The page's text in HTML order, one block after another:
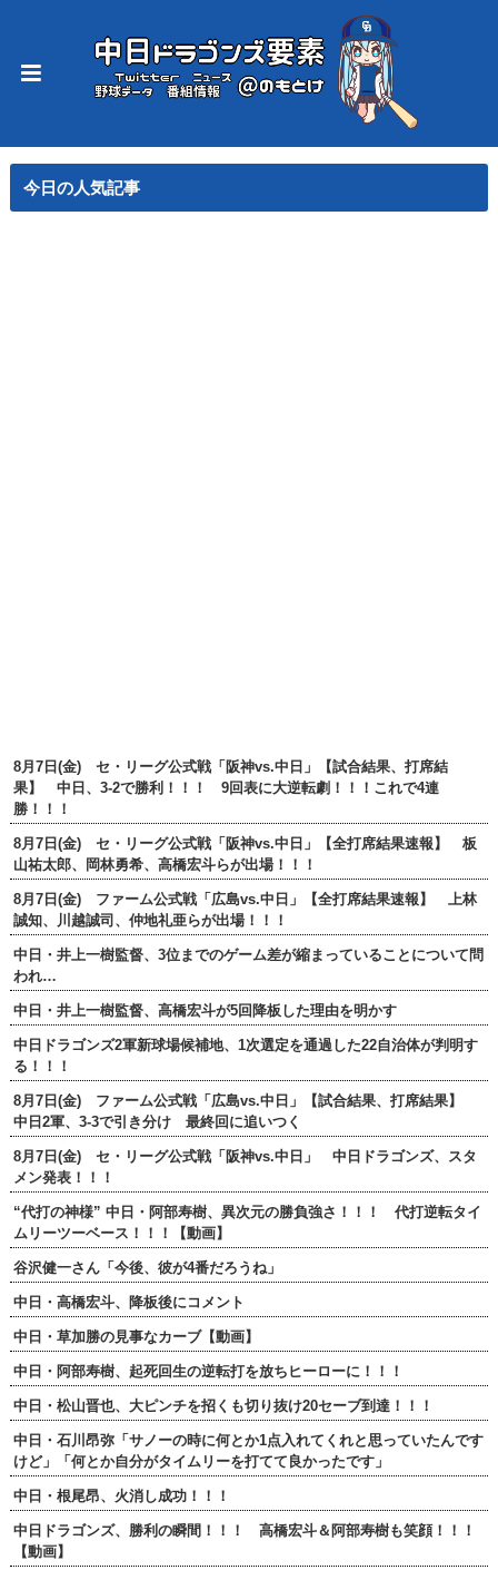
今日の人気記事
8月7日(金) セ・リーグ公式戦「阪神vs.中日」【試合結果、打席結
果】 中日、3-2で勝利！！！ 9回表に大逆転劇！！！これで4連
勝！！！
8月7日(金) セ・リーグ公式戦「阪神vs.中日」【全打席結果速報】 板
山祐太郎、岡林勇希、高橋宏斗らが出場！！！
8月7日(金) ファーム公式戦「広島vs.中日」【全打席結果速報】 上林
誠知、川越誠司、仲地礼亜らが出場！！！
中日・井上一樹監督、3位までのゲーム差が縮まっていることについて問
われ…
中日・井上一樹監督、高橋宏斗が5回降板した理由を明かす
中日ドラゴンズ2軍新球場候補地、1次選定を通過した22自治体が判明す
る！！！
8月7日(金) ファーム公式戦「広島vs.中日」【試合結果、打席結果】
中日2軍、3-3で引き分け 最終回に追いつく
8月7日(金) セ・リーグ公式戦「阪神vs.中日」 中日ドラゴンズ、スタ
メン発表！！！
“代打の神様” 中日・阿部寿樹、異次元の勝負強さ！！！ 代打逆転タイ
ムリーツーベース！！！【動画】
谷沢健一さん「今後、彼が4番だろうね」
中日・高橋宏斗、降板後にコメント
中日・草加勝の見事なカーブ【動画】
中日・阿部寿樹、起死回生の逆転打を放ちヒーローに！！！
中日・松山晋也、大ピンチを招くも切り抜け20セーブ到達！！！
中日・石川昂弥「サノーの時に何とか1点入れてくれと思っていたんです
けど」「何とか自分がタイムリーを打てて良かったです」
中日・根尾昂、火消し成功！！！
中日ドラゴンズ、勝利の瞬間！！！ 高橋宏斗＆阿部寿樹も笑顔！！！
【動画】